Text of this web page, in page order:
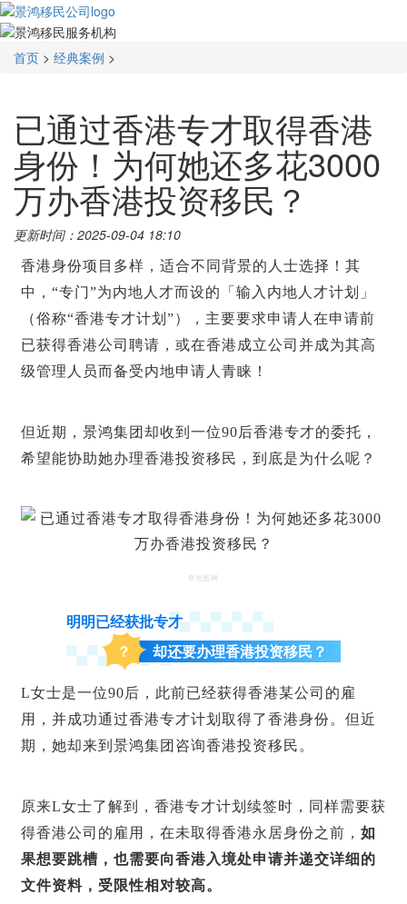
首页 > 经典案例 >
已通过香港专才取得香港
身份！为何她还多花3000
万办香港投资移民？
更新时间：2025-09-04 18:10
香港身份项目多样，适合不同背景的人士选择！其
中，“专门”为内地人才而设的「输入内地人才计划」
（俗称“香港专才计划”），主要要求申请人在申请前
已获得香港公司聘请，或在香港成立公司并成为其高
级管理人员而备受内地申请人青睐！
但近期， 景鸿集团 却收到一位90后香港专才的委托，
希望能协助她办理香港投资移民 ，到底是为什么呢？
©包图网
明明已经获批专才
？
却还要办理香港投资移民？
L女士是一位90后，此前已经获得香港某公司的雇
用，并成功通过香港专才计划取得了香港身份。但近
期，她却来到景鸿集团咨询香港投资移民。
原来L女士了解到，香港专才计划续签时，同样需要获
得香港公司的雇用，在未取得香港永居身份之前， 如
果想要跳槽，也需要向香港入境处申请并递交详细的
文件资料，受限性相对较高。